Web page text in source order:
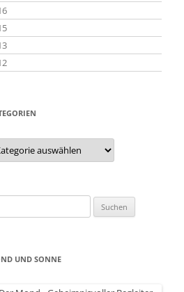
UND SONNE